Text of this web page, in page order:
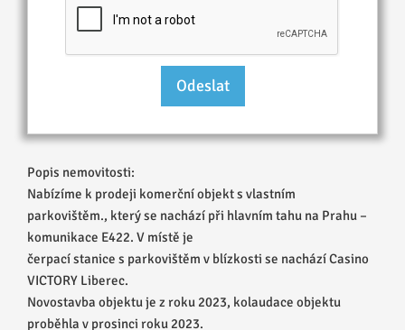
Popis nemovitosti:
Nabízíme k prodeji komerční objekt s vlastním
parkovištěm., který se nachází při hlavním tahu na Prahu –
komunikace E422. V místě je
čerpací stanice s parkovištěm v blízkosti se nachází Casino
VICTORY Liberec.
Novostavba objektu je z roku 2023, kolaudace objektu
proběhla v prosinci roku 2023.